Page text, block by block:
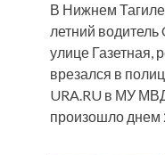
В Нижнем
летний водитель
улице Газетная,
врезался в
URA.RU в МУ
произошло днем